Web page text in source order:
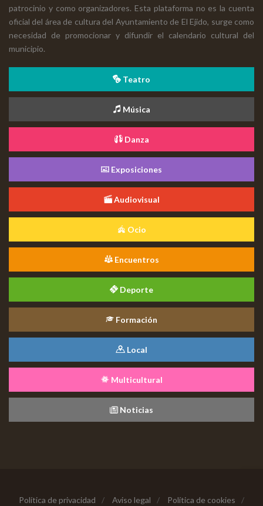
patrocinio y como organizadores. Esta plataforma no es la cuenta
oficial del área de cultura del Ayuntamiento de El Ejido, surge como
necesidad de promocionar y difundir el calendario cultural del
municipio.
Teatro
Música
Danza
Exposiciones
Audiovisual
Ocio
Encuentros
Deporte
Formación
Local
Multicultural
Noticias
Política de privacidad / Aviso legal / Política de cookies /